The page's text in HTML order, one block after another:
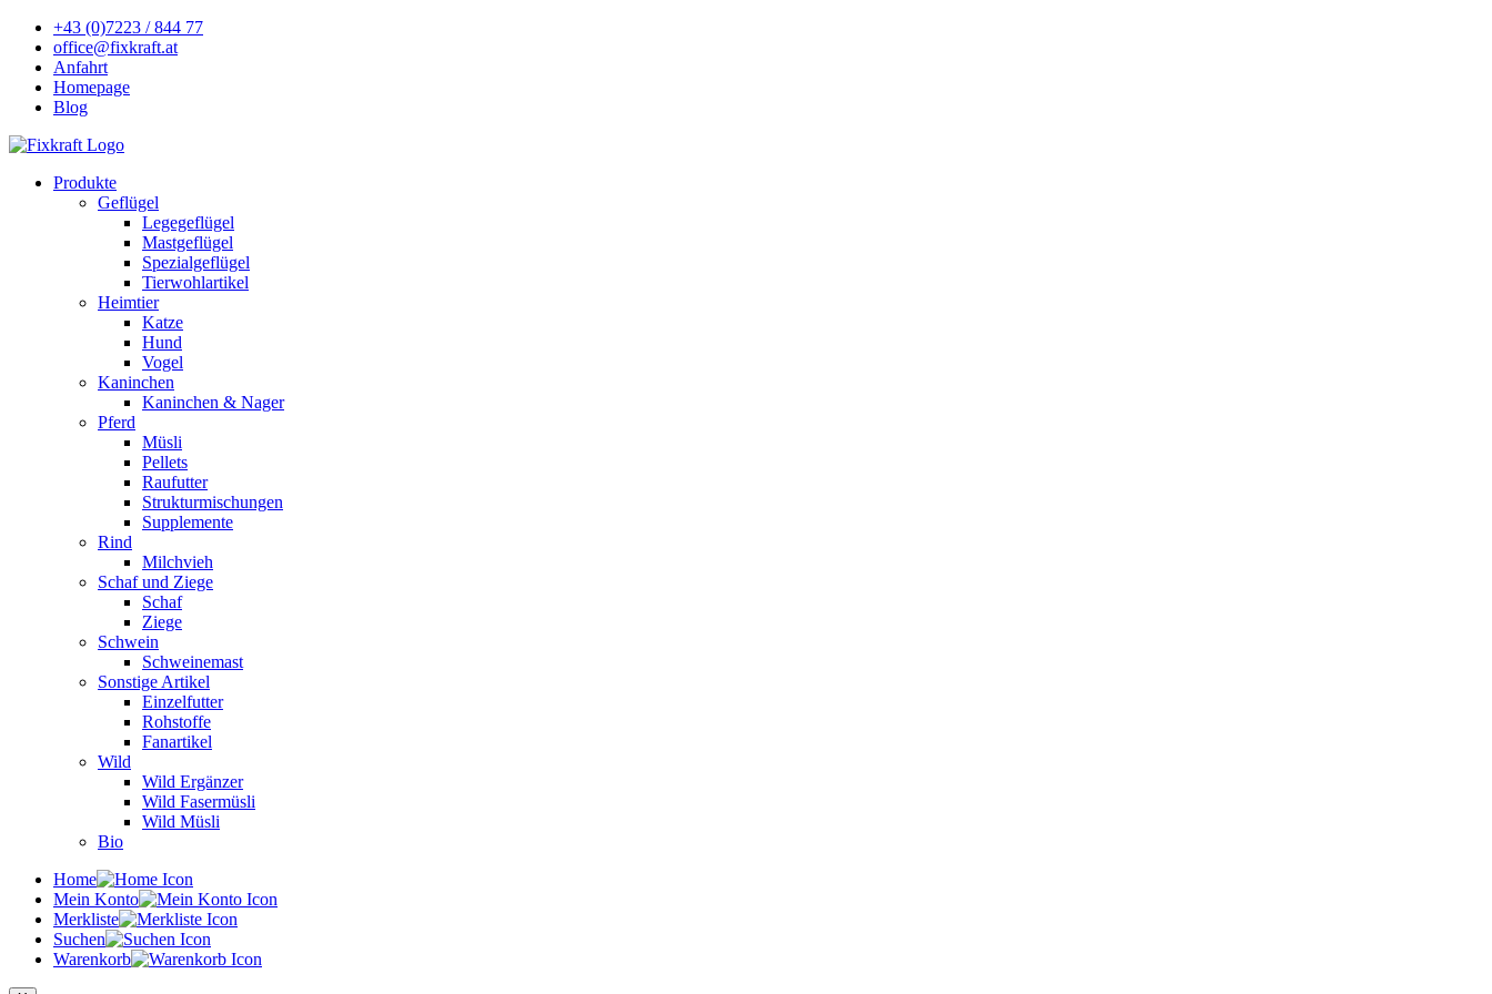
+43 (0)7223 / 844 77
office@fixkraft.at
Anfahrt
Homepage
Blog
Produkte
Geflügel
Legegeflügel
Mastgeflügel
Spezialgeflügel
Tierwohlartikel
Heimtier
Katze
Hund
Vogel
Kaninchen
Kaninchen & Nager
Pferd
Müsli
Pellets
Raufutter
Strukturmischungen
Supplemente
Rind
Milchvieh
Schaf und Ziege
Schaf
Ziege
Schwein
Schweinemast
Sonstige Artikel
Einzelfutter
Rohstoffe
Fanartikel
Wild
Wild Ergänzer
Wild Fasermüsli
Wild Müsli
Bio
Home
Mein Konto
Merkliste
Suchen
Warenkorb